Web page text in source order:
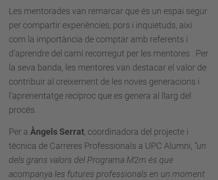
Les mentorades van remarcar que és un espai segur
per compartir experiències, pors i inquietuds, així
com la importància de comptar amb referents i
d’aprendre del camí recorregut per les mentores . Per
la seva banda, les mentores van destacar el valor de
contribuir al creixement de les noves generacions i
l’aprenentatge recíproc que es genera al llarg del
procés.
Per a Àngels Serrat, coordinadora del projecte i
tècnica de Carreres Professionals a UPC Alumni, “un
dels grans valors del Programa M2m és que
acompanya les futures professionals en un moment